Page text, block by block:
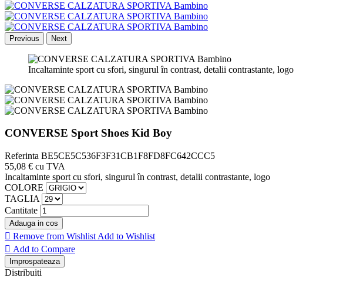
Previous Next
Incaltaminte sport cu sfori, singurul în contrast, detalii contrastante, logo
CONVERSE Sport Shoes Kid Boy
Referinta BE5CE5C536F3F31CB1F8FD8FC642CCC5
55,08 € cu TVA
Incaltaminte sport cu sfori, singurul în contrast, detalii contrastante, logo
COLORE
TAGLIA
Cantitate
Adauga in cos
 Remove from Wishlist Add to Wishlist
 Add to Compare
Distribuiti